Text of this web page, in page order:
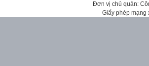
Đơn vị chủ quản:
Giấy phép mạng